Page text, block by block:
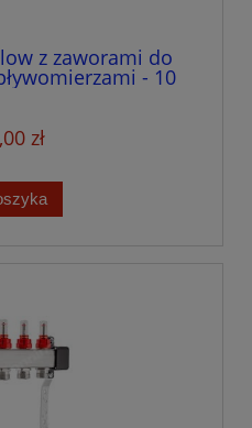
z zaworami do
- 10
zł